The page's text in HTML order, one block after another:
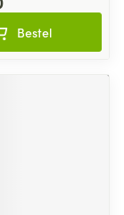
Bestel